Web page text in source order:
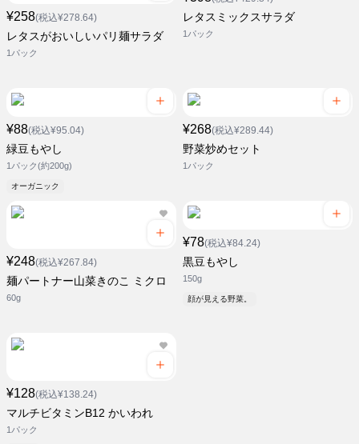
¥258(税込¥278.64)
レタスがおいしいパリ麺サラダ
1パック
レタスミックスサラダ
1パック
¥88(税込¥95.04)
緑豆もやし
1パック(約200g)
オーガニック
¥268(税込¥289.44)
野菜炒めセット
1パック
¥248(税込¥267.84)
麺パートナー山菜きのこ ミクロ
60g
¥78(税込¥84.24)
黒豆もやし
150g
顔が見える野菜。
¥128(税込¥138.24)
マルチビタミンB12 かいわれ
1パック